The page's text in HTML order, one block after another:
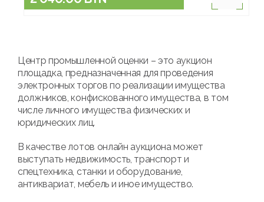
Центр промышленной оценки – это аукцион
площадка, предназначенная для проведения
электронных торгов по реализации имущества
должников, конфискованного имущества, в том
числе личного имущества физических и
юридических лиц.
В качестве лотов онлайн аукциона может
выступать недвижимость, транспорт и
спецтехника, станки и оборудование,
антиквариат, мебель и иное имущество.